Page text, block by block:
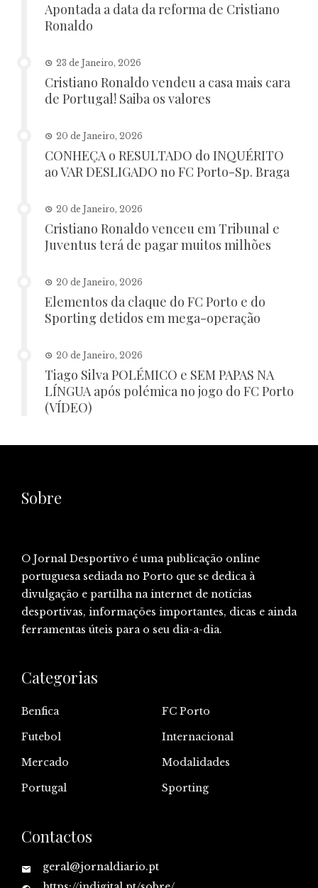
Apontada a data da reforma de Cristiano
Ronaldo
23 de Janeiro, 2026
Cristiano Ronaldo vendeu a casa mais cara
de Portugal! Saiba os valores
20 de Janeiro, 2026
CONHEÇA o RESULTADO do INQUÉRITO
ao VAR DESLIGADO no FC Porto-Sp. Braga
20 de Janeiro, 2026
Cristiano Ronaldo venceu em Tribunal e
Juventus terá de pagar muitos milhões
20 de Janeiro, 2026
Elementos da claque do FC Porto e do
Sporting detidos em mega-operação
20 de Janeiro, 2026
Tiago Silva POLÉMICO e SEM PAPAS NA
LÍNGUA após polémica no jogo do FC Porto
(VÍDEO)
Sobre
O Jornal Desportivo é uma publicação online
portuguesa sediada no Porto que se dedica à
divulgação e partilha na internet de notícias
desportivas, informações importantes, dicas e ainda
ferramentas úteis para o seu dia-a-dia.
Categorias
Benfica
FC Porto
Futebol
Internacional
Mercado
Modalidades
Portugal
Sporting
Contactos
geral@jornaldiario.pt